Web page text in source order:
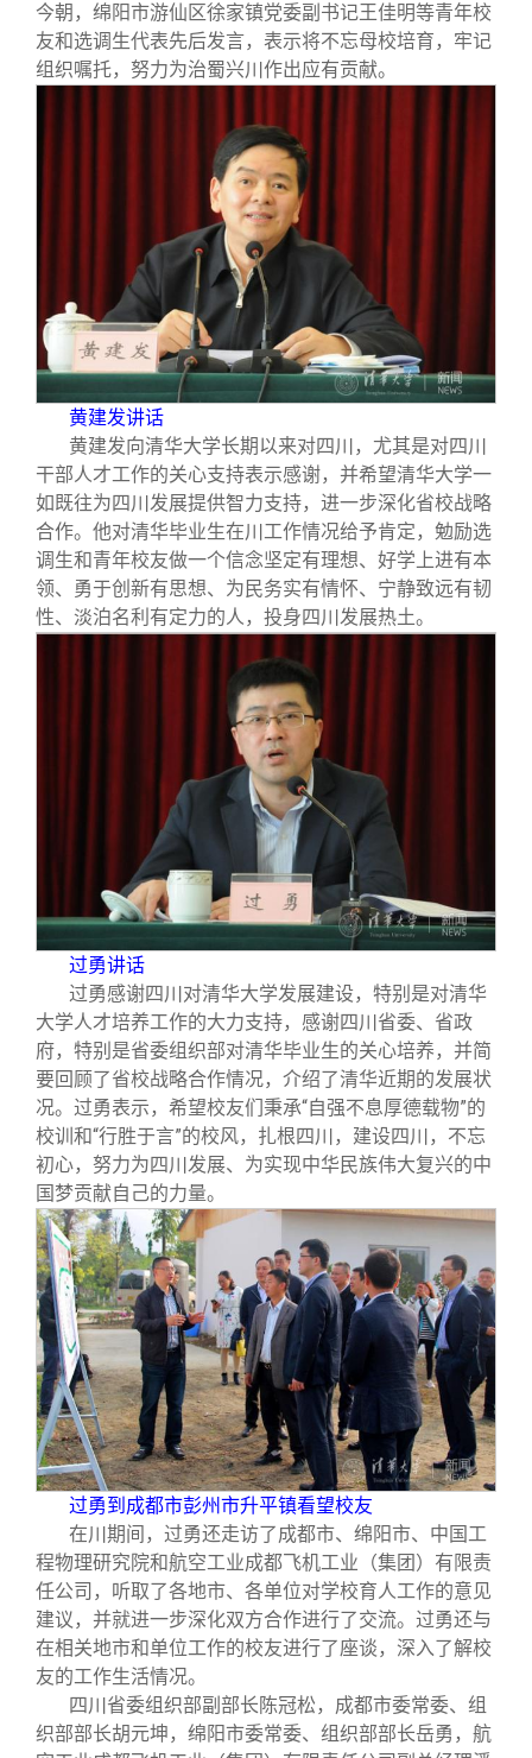
今朝，绵阳市游仙区徐家镇党委副书记王佳明等青年校
友和选调生代表先后发言，表示将不忘母校培育，牢记
组织嘱托，努力为治蜀兴川作出应有贡献。
黄建发讲话
黄建发向清华大学长期以来对四川，尤其是对四川
干部人才工作的关心支持表示感谢，并希望清华大学一
如既往为四川发展提供智力支持，进一步深化省校战略
合作。他对清华毕业生在川工作情况给予肯定，勉励选
调生和青年校友做一个信念坚定有理想、好学上进有本
领、勇于创新有思想、为民务实有情怀、宁静致远有韧
性、淡泊名利有定力的人，投身四川发展热土。
过勇讲话
过勇感谢四川对清华大学发展建设，特别是对清华
大学人才培养工作的大力支持，感谢四川省委、省政
府，特别是省委组织部对清华毕业生的关心培养，并简
要回顾了省校战略合作情况，介绍了清华近期的发展状
况。过勇表示，希望校友们秉承“自强不息厚德载物”的
校训和“行胜于言”的校风，扎根四川，建设四川，不忘
初心，努力为四川发展、为实现中华民族伟大复兴的中
国梦贡献自己的力量。
过勇到成都市彭州市升平镇看望校友
在川期间，过勇还走访了成都市、绵阳市、中国工
程物理研究院和航空工业成都飞机工业（集团）有限责
任公司，听取了各地市、各单位对学校育人工作的意见
建议，并就进一步深化双方合作进行了交流。过勇还与
在相关地市和单位工作的校友进行了座谈，深入了解校
友的工作生活情况。
四川省委组织部副部长陈冠松，成都市委常委、组
织部部长胡元坤，绵阳市委常委、组织部部长岳勇，航